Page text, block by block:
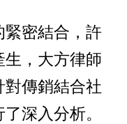
緊密結合，許
生，大方律師
傳銷結合社
深入分析。